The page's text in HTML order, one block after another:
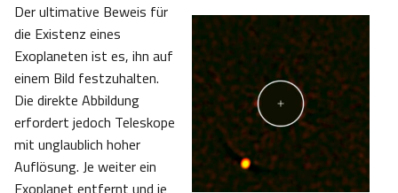
Der ultimative Beweis für
die Existenz eines
Exoplaneten ist es, ihn auf
einem Bild festzuhalten.
Die direkte Abbildung
erfordert jedoch Teleskope
mit unglaublich hoher
Auflösung. Je weiter ein
Exoplanet entfernt und je